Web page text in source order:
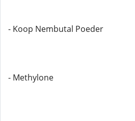
- Koop Nembutal Poeder
- Methylone